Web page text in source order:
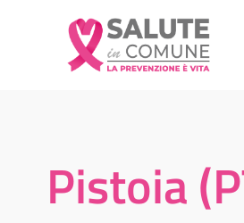
Pistoia